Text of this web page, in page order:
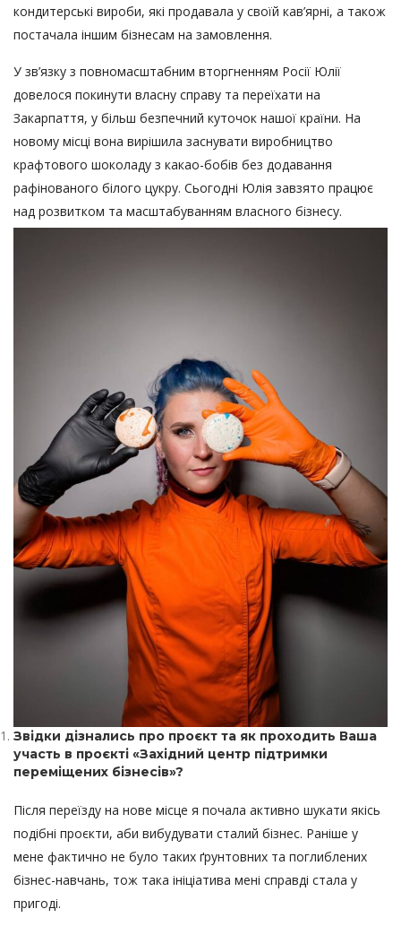
кондитерські вироби, які продавала у своїй кав’ярні, а також
постачала іншим бізнесам на замовлення.
У зв’язку з повномасштабним вторгненням Росії Юлії
довелося покинути власну справу та переїхати на
Закарпаття, у більш безпечний куточок нашої країни. На
новому місці вона вирішила заснувати виробництво
крафтового шоколаду з какао-бобів без додавання
рафінованого білого цукру. Сьогодні Юлія завзято працює
над розвитком та масштабуванням власного бізнесу.
Звідки дізнались про проєкт та як проходить Ваша
участь в проєкті «Західний центр підтримки
переміщених бізнесів»?
Після переїзду на нове місце я почала активно шукати якісь
подібні проєкти, аби вибудувати сталий бізнес. Раніше у
мене фактично не було таких ґрунтовних та поглиблених
бізнес-навчань, тож така ініціатива мені справді стала у
пригоді.